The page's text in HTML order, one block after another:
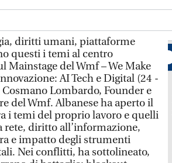
diritti umani, piattaforme
questi i temi al centro
Mainstage del Wmf – We Make
AI Tech e Digital (24 -
Lombardo, Founder e
del Wmf. Albanese ha aperto il
i temi del proprio lavoro e quelli
rete, diritto all’informazione,
e impatto degli strumenti
Nei conflitti, ha sottolineato,